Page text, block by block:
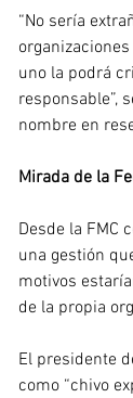
“No sería
uno la podrá
responsable”,
nombre en
Mirada de la
Desde la FMC
una gestión
motivos
de la propia
El presidente
como “chivo